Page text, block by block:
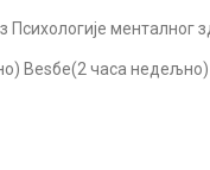
Психологије менталног
Веѕбе(2 часа недељно)